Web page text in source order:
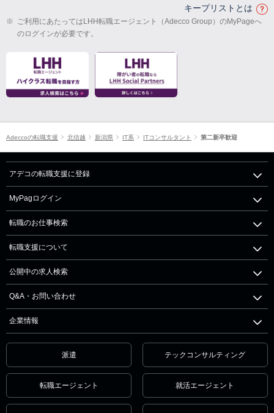
キープリストとは
※ ご利用にあたってはLHH転職エージェント（Adecco Group）のMyPageへ
のログインが必要です。
Adeccoの転職支援 北信越 新潟県 IT系 ITコンサルタント 第二新卒歓迎
アデコの転職支援に登録
MyPagログイン
転職のお仕事検索
転職支援について
公開中の求人検索
Q&A・お問い合わせ
企業情報
派遣 テックコンサルティング
転職エージェント 就活エージェント